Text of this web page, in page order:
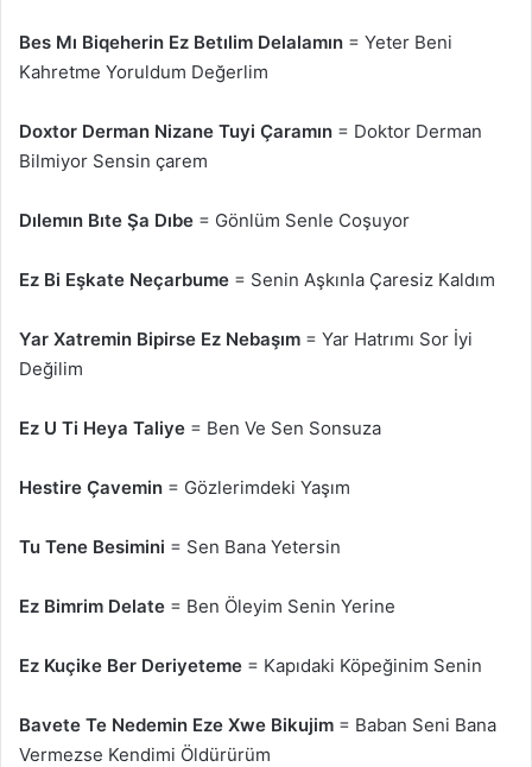
Bes Mı Biqeherin Ez Betılim Delalamın = Yeter Beni
Kahretme Yoruldum Değerlim
Doxtor Derman Nizane Tuyi Çaramın = Doktor Derman
Bilmiyor Sensin çarem
Dılemın Bıte Şa Dıbe = Gönlüm Senle Coşuyor
Ez Bi Eşkate Neçarbume = Senin Aşkınla Çaresiz Kaldım
Yar Xatremin Bipirse Ez Nebaşım = Yar Hatrımı Sor İyi
Değilim
Ez U Ti Heya Taliye = Ben Ve Sen Sonsuza
Hestire Çavemin = Gözlerimdeki Yaşım
Tu Tene Besimini = Sen Bana Yetersin
Ez Bimrim Delate = Ben Öleyim Senin Yerine
Ez Kuçike Ber Deriyeteme = Kapıdaki Köpeğinim Senin
Bavete Te Nedemin Eze Xwe Bikujim = Baban Seni Bana
Vermezse Kendimi Öldürürüm